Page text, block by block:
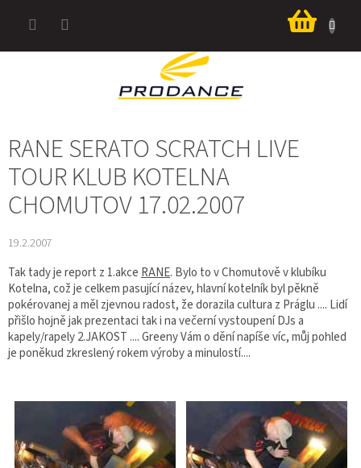
košík
RANE SERATO SCRATCH LIVE
TOUR KLUB KOTELNA
CHOMUTOV 17.02.2007
19.2.2007
Tak tady je report z 1.akce RANE. Bylo to v Chomutově v klubíku
Kotelna, což je celkem pasující název, hlavní kotelník byl pěkně
pokérovanej a měl zjevnou radost, že dorazila cultura z Práglu .... Lidí
přišlo hojně jak prezentaci tak i na večerní vystoupení DJs a
kapely/rapely 2.JAKOST .... Greeny Vám o dění napíše víc, můj pohled
je poněkud zkreslený rokem výroby a minulostí....